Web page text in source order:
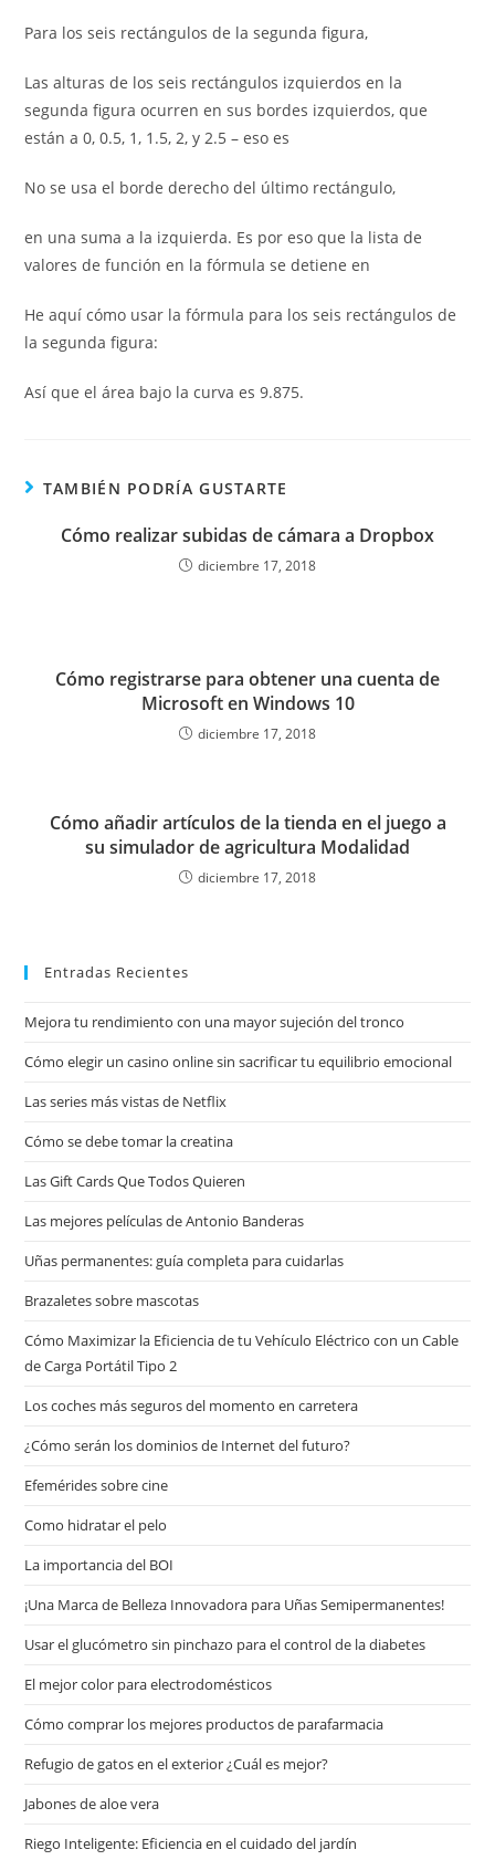
Para los seis rectángulos de la segunda figura,
Las alturas de los seis rectángulos izquierdos en la
segunda figura ocurren en sus bordes izquierdos, que
están a 0, 0.5, 1, 1.5, 2, y 2.5 – eso es
No se usa el borde derecho del último rectángulo,
en una suma a la izquierda. Es por eso que la lista de
valores de función en la fórmula se detiene en
He aquí cómo usar la fórmula para los seis rectángulos de
la segunda figura:
Así que el área bajo la curva es 9.875.
TAMBIÉN PODRÍA GUSTARTE
Cómo realizar subidas de cámara a Dropbox
diciembre 17, 2018
Cómo registrarse para obtener una cuenta de
Microsoft en Windows 10
diciembre 17, 2018
Cómo añadir artículos de la tienda en el juego a
su simulador de agricultura Modalidad
diciembre 17, 2018
Entradas Recientes
Mejora tu rendimiento con una mayor sujeción del tronco
Cómo elegir un casino online sin sacrificar tu equilibrio emocional
Las series más vistas de Netflix
Cómo se debe tomar la creatina
Las Gift Cards Que Todos Quieren
Las mejores películas de Antonio Banderas
Uñas permanentes: guía completa para cuidarlas
Brazaletes sobre mascotas
Cómo Maximizar la Eficiencia de tu Vehículo Eléctrico con un Cable
de Carga Portátil Tipo 2
Los coches más seguros del momento en carretera
¿Cómo serán los dominios de Internet del futuro?
Efemérides sobre cine
Сomo hidratar el pelo
La importancia del BOI
¡Una Marca de Belleza Innovadora para Uñas Semipermanentes!
Usar el glucómetro sin pinchazo para el control de la diabetes
El mejor color para electrodomésticos
Cómo comprar los mejores productos de parafarmacia
Refugio de gatos en el exterior ¿Cuál es mejor?
Jabones de aloe vera
Riego Inteligente: Eficiencia en el cuidado del jardín